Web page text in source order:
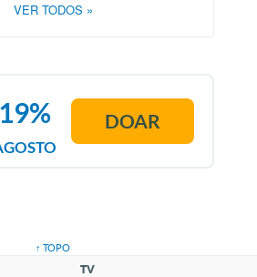
VER TODOS »
19% DOAR
↑ TOPO
TV